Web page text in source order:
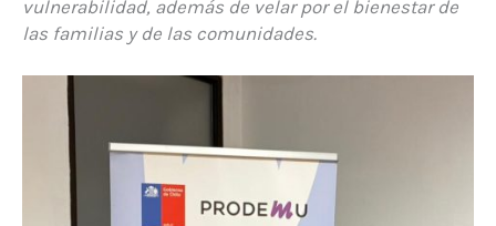
vulnerabilidad, además de velar por el bienestar de
las familias y de las comunidades.